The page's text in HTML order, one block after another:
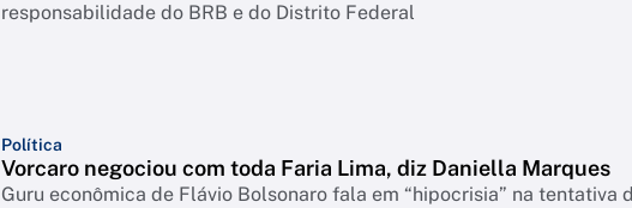
responsabilidade do BRB e do Distrito Federal
Política
Vorcaro negociou com toda Faria Lima, diz Daniella Marques
Guru econômica de Flávio Bolsonaro fala em “hipocrisia” na tentativa